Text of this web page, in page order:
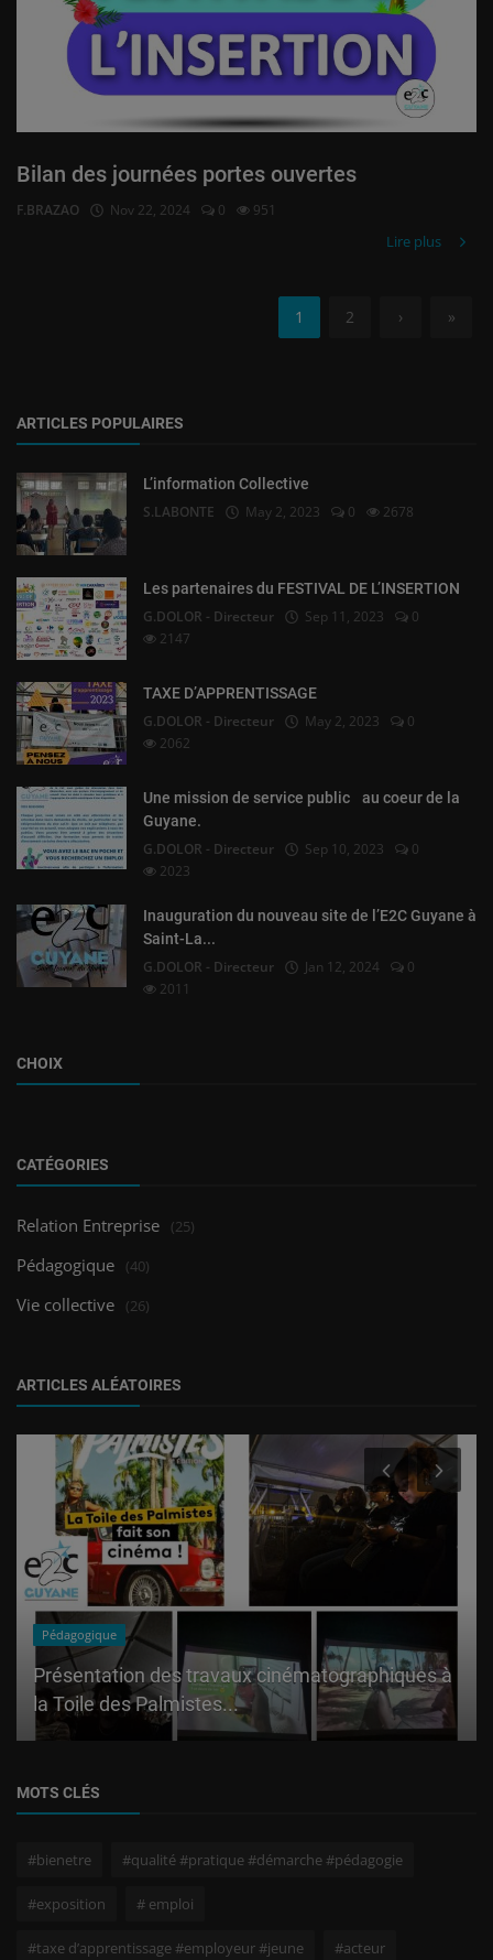
Bilan des journées portes ouvertes
F.BRAZAO Nov 22, 2024 0 951
Lire plus
1 2 › »
ARTICLES POPULAIRES
L’information Collective
S.LABONTE May 2, 2023 0 2678
Les partenaires du FESTIVAL DE L’INSERTION
G.DOLOR - Directeur Sep 11, 2023
0
2147
TAXE D’APPRENTISSAGE
G.DOLOR - Directeur May 2, 2023
0
2062
Une mission de service public au coeur de la
Guyane.
G.DOLOR - Directeur Sep 10, 2023
0
2023
Inauguration du nouveau site de l’E2C Guyane à
Saint-La...
G.DOLOR - Directeur Jan 12, 2024
0
2011
CHOIX
CATÉGORIES
Relation Entreprise (25)
Pédagogique (40)
Vie collective (26)
ARTICLES ALÉATOIRES
Pédagogique
Présentation des travaux cinématographiques à
la Toile des Palmistes...
MOTS CLÉS
#bienetre #qualité #pratique #démarche #pédagogie
#exposition # emploi
#taxe d’apprentissage #employeur #jeune #acteur